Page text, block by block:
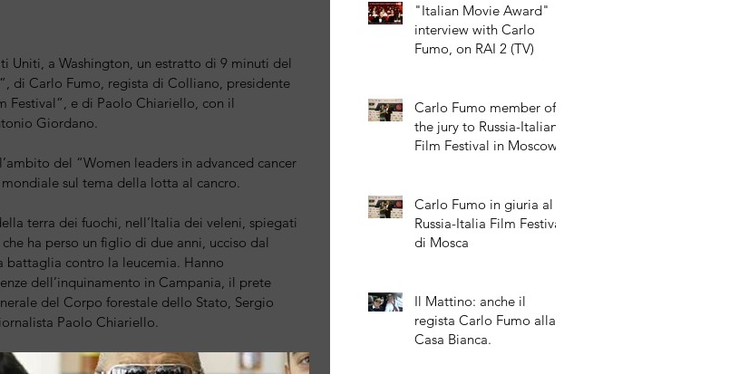
Uniti, a Washington, un estratto di 9 minuti del
di Carlo Fumo, regista di Colliano, presidente
Festival”, e di Paolo Chiariello, con il
Giordano.
del “Women leaders in advanced cancer
sul tema della lotta al cancro.
terra dei fuochi, nell’Italia dei veleni, spiegati
ha perso un figlio di due anni, ucciso dal
battaglia contro la leucemia. Hanno
dell’inquinamento in Campania, il prete
del Corpo forestale dello Stato, Sergio
Paolo Chiariello.
"Italian Movie Award"
interview with Carlo
Fumo, on RAI 2 (TV)
Carlo Fumo member of
the jury to Russia-Italian
Film Festival in Moscow
Carlo Fumo in giuria al
Russia-Italia Film Festival
di Mosca
Il Mattino: anche il
regista Carlo Fumo alla
Casa Bianca.